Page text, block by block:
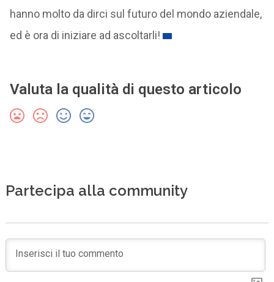
hanno molto da dirci sul futuro del mondo aziendale,
ed è ora di iniziare ad ascoltarli!
Valuta la qualità di questo articolo
Partecipa alla community